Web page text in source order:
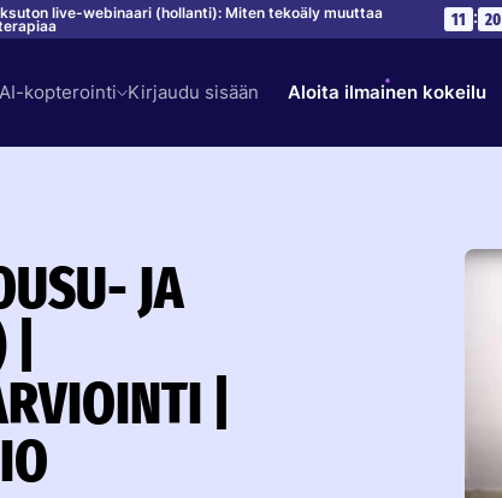
live-webinaari (hollanti): Miten tekoäly muuttaa 11 : 20
AI-kopterointi Kirjaudu sisään Aloita ilmainen kokeilu
JA
|